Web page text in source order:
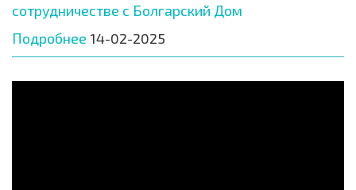
сотрудничестве с Болгарский Дом
Подробнее 14-02-2025